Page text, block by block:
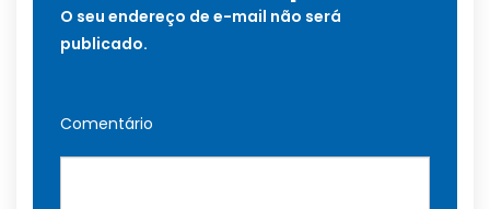
O seu endereço de e-mail não será
publicado.
Comentário